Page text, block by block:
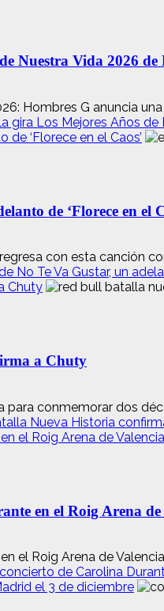
Nuestra Vida 2026 de
Hombres G anuncia
gira Los Mejores Años
de ‘Florece en el Caos’
de ‘Florece en el
con esta canción
No Te Va Gustar, un
Chuty
a Chuty
conmemorar dos
Nueva Historia
el Roig Arena de
en el Roig Arena
el Roig Arena de
de Carolina
el 3 de diciembre